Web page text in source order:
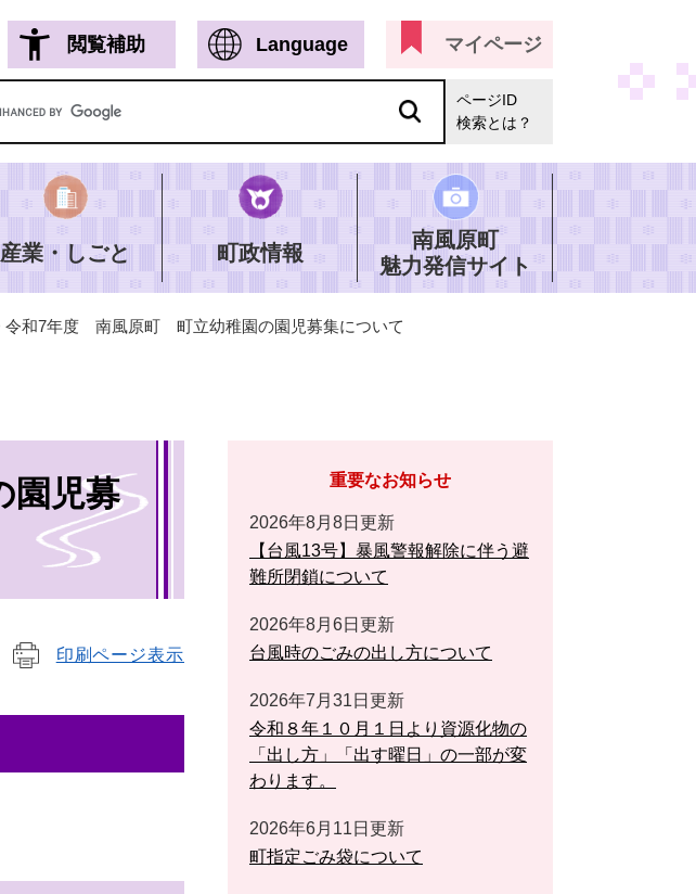
閲覧補助 Language マイページ
ページID
検索とは？
産業・しごと 町政情報
南風原町
魅力発信サイト
令和7年度 南風原町 町立幼稚園の園児募集について
児募
印刷ページ表示
重要なお知らせ
2026年8月8日更新
【台風13号】暴風警報解除に伴う避
難所閉鎖について
2026年8月6日更新
台風時のごみの出し方について
2026年7月31日更新
令和８年１０月１日より資源化物の
「出し方」「出す曜日」の一部が変
わります。
2026年6月11日更新
町指定ごみ袋について